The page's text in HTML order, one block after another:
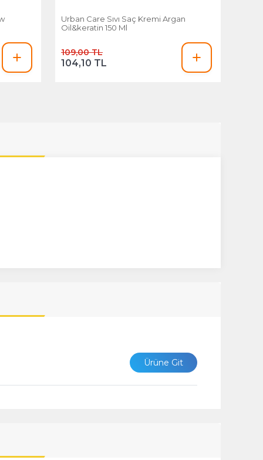
Urban Care Sıvı Saç Kremi Argan
Oil&keratin 150 Ml
109,00 TL
104,10 TL
Ürüne Git